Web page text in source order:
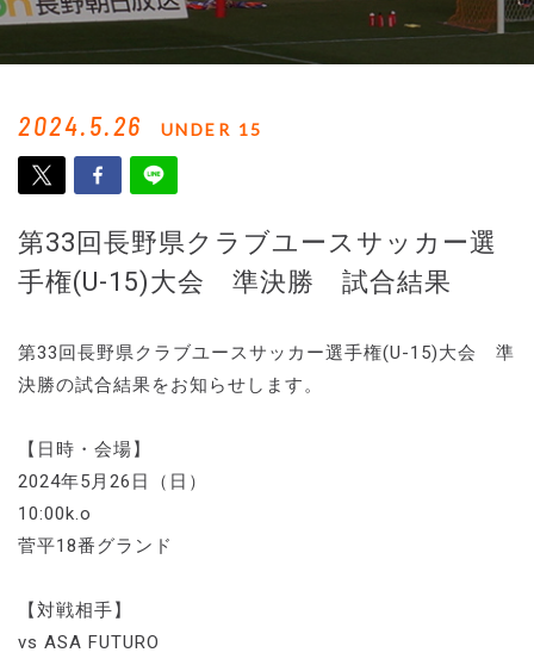
2024.5.26 UNDER 15
第33回長野県クラブユースサッカー選
手権(U-15)大会 準決勝 試合結果
第33回長野県クラブユースサッカー選手権(U-15)大会 準
決勝の試合結果をお知らせします。
【日時・会場】
2024年5月26日（日）
10:00k.o
菅平18番グランド
【対戦相手】
vs ASA FUTURO